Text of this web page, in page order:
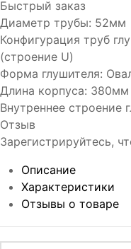
Быстрый заказ
Диаметр трубы: 52мм
Конфигурация труб
(строение U)
Форма глушителя:
Длина корпуса: 380мм
Внутреннее строение
Отзыв
Зарегистрируйтесь,
Описание
Характеристики
Отзывы о товаре